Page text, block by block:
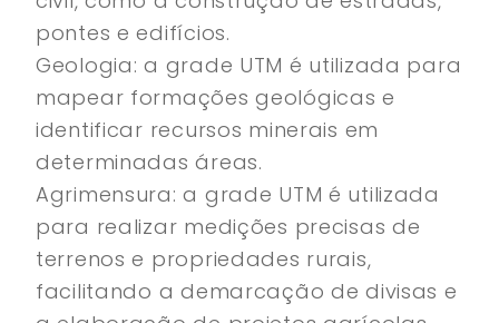
pontes e edifícios.
Geologia: a grade UTM é utilizada para
mapear formações geológicas e
identificar recursos minerais em
determinadas áreas.
Agrimensura: a grade UTM é utilizada
para realizar medições precisas de
terrenos e propriedades rurais,
facilitando a demarcação de divisas e